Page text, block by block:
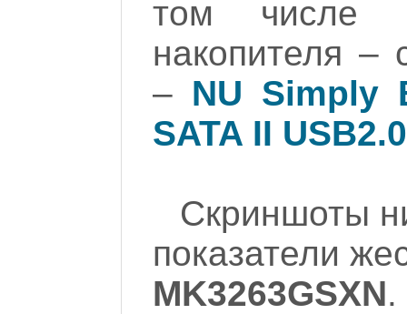
том числе
накопителя
– NU Simply
SATA II
Скриншоты
показатели
MK3263GSXN.